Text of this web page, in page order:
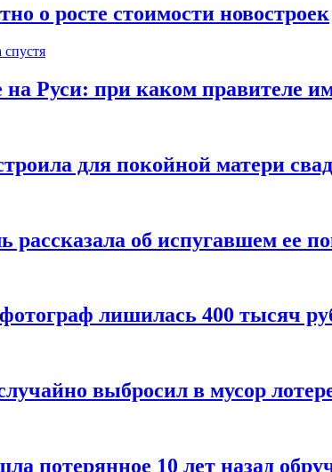
о росте стоимости новостроек
спустя
Руси: при каком правителе
для покойной матери
рассказала об испугавшем ее
лишилась 400 тысяч
выбросил в мусор
потерянное 10 лет назад